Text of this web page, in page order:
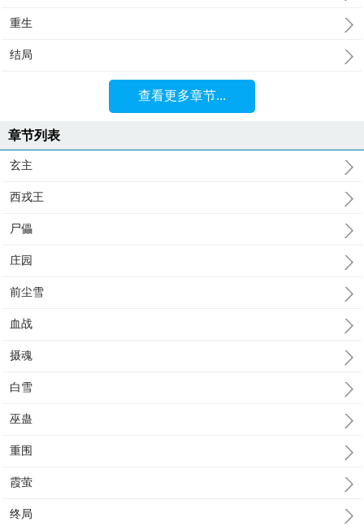
重生
结局
查看更多章节...
章节列表
玄主
西戎王
尸儡
庄园
前尘雪
血战
摄魂
白雪
巫蛊
重围
霞萤
终局